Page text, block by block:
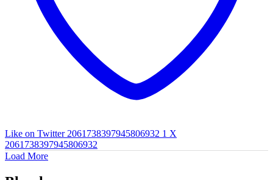
Like on Twitter 2061738397945806932 1 X
2061738397945806932
Load More